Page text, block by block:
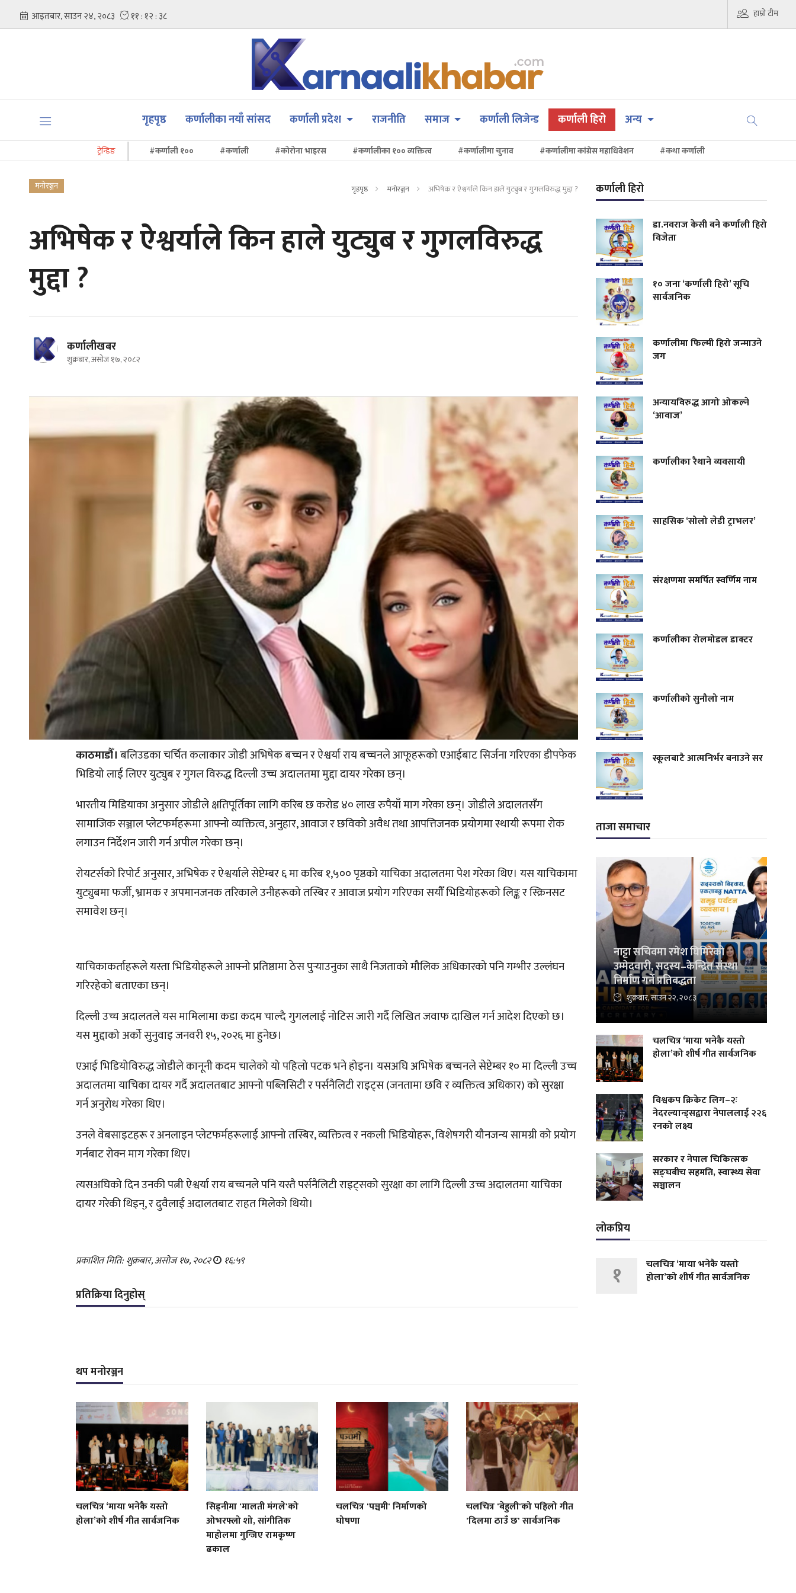
हाम्रो टीम
गृहपृष्ठ कर्णालीका नयाँ सांसद कर्णाली प्रदेश राजनीति समाज कर्णाली लिजेन्ड कर्णाली हिरो अन्य
ट्रेन्डिङ #कर्णाली १०० #कर्णाली #कोरोना भाइरस #कर्णालीका १०० व्यक्तित्व #कर्णालीमा चुनाव #कर्णालीमा कांग्रेस महाधिवेशन #कथा कर्णाली
मनोरञ्जन गृहपृष्ठ मनोरञ्जन अभिषेक र ऐश्वर्याले किन हाले युट्युब र गुगलविरुद्ध मुद्दा ?
अभिषेक र ऐश्वर्याले किन हाले युट्युब र गुगलविरुद्ध
मुद्दा ?
कर्णालीखबर
शुक्रबार, असोज १७, २०८२
काठमाडौँ।बलिउडका चर्चित कलाकार जोडी अभिषेक बच्चन र ऐश्वर्या राय बच्चनले आफूहरूको एआईबाट सिर्जना गरिएका डीपफेक
भिडियो लाई लिएर युट्युब र गुगल विरुद्ध दिल्ली उच्च अदालतमा मुद्दा दायर गरेका छन्।
भारतीय मिडियाका अनुसार जोडीले क्षतिपूर्तिका लागि करिब छ करोड ४० लाख रुपैयाँ माग गरेका छन्। जोडीले अदालतसँग
सामाजिक सञ्जाल प्लेटफर्महरूमा आफ्नो व्यक्तित्व, अनुहार, आवाज र छविको अवैध तथा आपत्तिजनक प्रयोगमा स्थायी रूपमा रोक
लगाउन निर्देशन जारी गर्न अपील गरेका छन्।
रोयटर्सको रिपोर्ट अनुसार, अभिषेक र ऐश्वर्याले सेप्टेम्बर ६ मा करिब १,५०० पृष्ठको याचिका अदालतमा पेश गरेका थिए। यस याचिकामा
युट्युबमा फर्जी, भ्रामक र अपमानजनक तरिकाले उनीहरूको तस्बिर र आवाज प्रयोग गरिएका सयौँ भिडियोहरूको लिङ्क र स्क्रिनसट
समावेश छन्।
याचिकाकर्ताहरूले यस्ता भिडियोहरूले आफ्नो प्रतिष्ठामा ठेस पुर्‍याउनुका साथै निजताको मौलिक अधिकारको पनि गम्भीर उल्लंघन
गरिरहेको बताएका छन्।
दिल्ली उच्च अदालतले यस मामिलामा कडा कदम चाल्दै गुगललाई नोटिस जारी गर्दै लिखित जवाफ दाखिल गर्न आदेश दिएको छ।
यस मुद्दाको अर्को सुनुवाइ जनवरी १५, २०२६ मा हुनेछ।
एआई भिडियोविरुद्ध जोडीले कानूनी कदम चालेको यो पहिलो पटक भने होइन। यसअघि अभिषेक बच्चनले सेप्टेम्बर १० मा दिल्ली उच्च
अदालतमा याचिका दायर गर्दै अदालतबाट आफ्नो पब्लिसिटी र पर्सनैलिटी राइट्स (जनतामा छवि र व्यक्तित्व अधिकार) को सुरक्षा
गर्न अनुरोध गरेका थिए।
उनले वेबसाइटहरू र अनलाइन प्लेटफर्महरूलाई आफ्नो तस्बिर, व्यक्तित्व र नकली भिडियोहरू, विशेषगरी यौनजन्य सामग्री को प्रयोग
गर्नबाट रोक्न माग गरेका थिए।
त्यसअघिको दिन उनकी पत्नी ऐश्वर्या राय बच्चनले पनि यस्तै पर्सनैलिटी राइट्सको सुरक्षा का लागि दिल्ली उच्च अदालतमा याचिका
दायर गरेकी थिइन्, र दुवैलाई अदालतबाट राहत मिलेको थियो।
प्रकाशित मिति: शुक्रबार, असोज १७, २०८२ १६:५९
प्रतिक्रिया दिनुहोस्
थप मनोरञ्जन
चलचित्र ‘माया भनेकै यस्तो
होला’को शीर्ष गीत सार्वजनिक
सिड्नीमा 'मालती मंगले'को
ओभरफ्लो शो, सांगीतिक
माहोलमा गुन्जिए रामकृष्ण
ढकाल
चलचित्र 'पञ्चमी' निर्माणको
घोषणा
चलचित्र 'बेहुली'को पहिलो गीत
'दिलमा ठाउँ छ' सार्वजनिक
कर्णाली हिरो
डा.नवराज केसी बने कर्णाली हिरो
विजेता
१० जना ‘कर्णाली हिरो’ सूचि
सार्वजनिक
कर्णालीमा फिल्मी हिरो जन्माउने
जग
अन्यायविरुद्ध आगो ओकल्ने
‘आवाज’
कर्णालीका रैथाने व्यवसायी
साहसिक ‘सोलो लेडी ट्राभलर’
संरक्षणमा समर्पित स्वर्णिम नाम
कर्णालीका रोलमोडल डाक्टर
कर्णालीको सुनौलो नाम
स्कूलबाटै आत्मनिर्भर बनाउने सर
ताजा समाचार
नाट्टा सचिवमा रमेश घिमिरेको
उम्मेदवारी, सदस्य–केन्द्रित संस्था
निर्माण गर्ने प्रतिबद्धता
शुक्रबार, साउन २२, २०८३
चलचित्र ‘माया भनेकै यस्तो
होला’को शीर्ष गीत सार्वजनिक
विश्वकप क्रिकेट लिग–२ः
नेदरल्यान्ड्सद्वारा नेपाललाई २२६
रनको लक्ष्य
सरकार र नेपाल चिकित्सक
सङ्घबीच सहमति, स्वास्थ्य सेवा
सञ्चालन
लोकप्रिय
१
चलचित्र ‘माया भनेकै यस्तो
होला’को शीर्ष गीत सार्वजनिक